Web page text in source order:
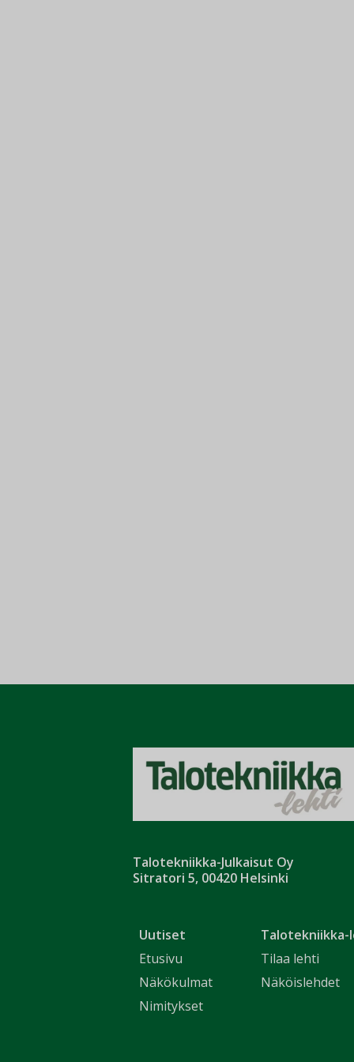
Talotekniikka-Julkaisut Oy
Sitratori 5, 00420 Helsinki
Uutiset
Etusivu
Näkökulmat
Nimitykset
Tilaa lehti
Näköislehdet